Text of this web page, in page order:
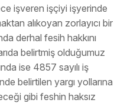
işveren işçiyi işyerinde
alıkoyan zorlayıcı bir
derhal fesih hakkını
belirtmiş olduğumuz
ise 4857 sayılı iş
belirtilen yargı yollarına
gibi feshin haksız